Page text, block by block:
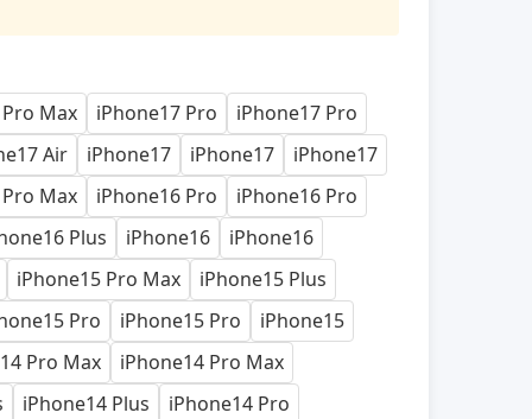
Max iPhone17 Pro
iPhone17 Pro
Air
iPhone17 iPhone17
iPhone17
Max
iPhone16 Pro
iPhone16 Pro
Plus
iPhone16
iPhone16
iPhone15 Pro Max
iPhone15 Plus
Pro
iPhone15 Pro
iPhone15
Pro Max
iPhone14 Pro Max
iPhone14 Plus
iPhone14 Pro